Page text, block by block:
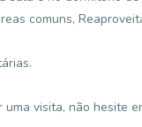
comuns,
visita, não hesite